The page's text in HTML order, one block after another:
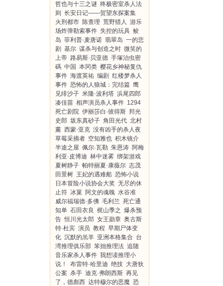
哲也与十三之谜 终极密室杀人法
则
长安日记——贺望东探案集
火刑都市 陈查理 荒野猎人 游乐
场炸弹勒索事件 失控的玩具 鲛
岛 菲利普·麦唐诺 翡翠岛 一的悲
剧 基尔 谋杀与创造之时 微笑的
上帝 路易斯·贝亚德 手塚治虫密
碼 中国 本冈类 樱花乡神秘复仇
事件 海渡英祐 编剧 红楼梦杀人
事件 恐怖的人狼城：完结篇 鹰
见绯沙子 米隆·波利塔 浜尾四郎
凑佳苗 相声演员杀人事件 1294
死亡剧院 伊丽莎白·彼得斯 邦光
史郎 坂东真砂子 角田光代 北村
薰 西蒙·亚克 没有凶手的杀人夜
草莓采摘者 空知雅也 积木镜介
半途之屋 佩尔·瓦勒 朱恩涛 阿梅
利亚·皮博迪 林中迷雾 绑架游戏
夏树静子 帕特丽夏·康薇尔 志茂
田景树 王妃的遇难船 恐怖小说
日本冒险小说协会大奖 无尽的休
止符 冰菓 阿文的魂魄 水谷准
威尔福瑞德·多佛 毛利兰 死亡通
知单 石田衣良 梶山季之 爆杀预
告 恒川光太郎 女王勋章 奥古斯
特·杜宾 演员 教程 早期尸体变
化 沉默的羔羊 亚洲本格集合 台
湾推理俱乐部 笨拙推理法 追随
音乐家杀人事件 我想读推理小
说！
布雷特·哈里迪 绝技 大唐狄
公案 杀手 迪克·弗朗西斯 再见
了，德彪西 达特穆尔的恶魔 恐